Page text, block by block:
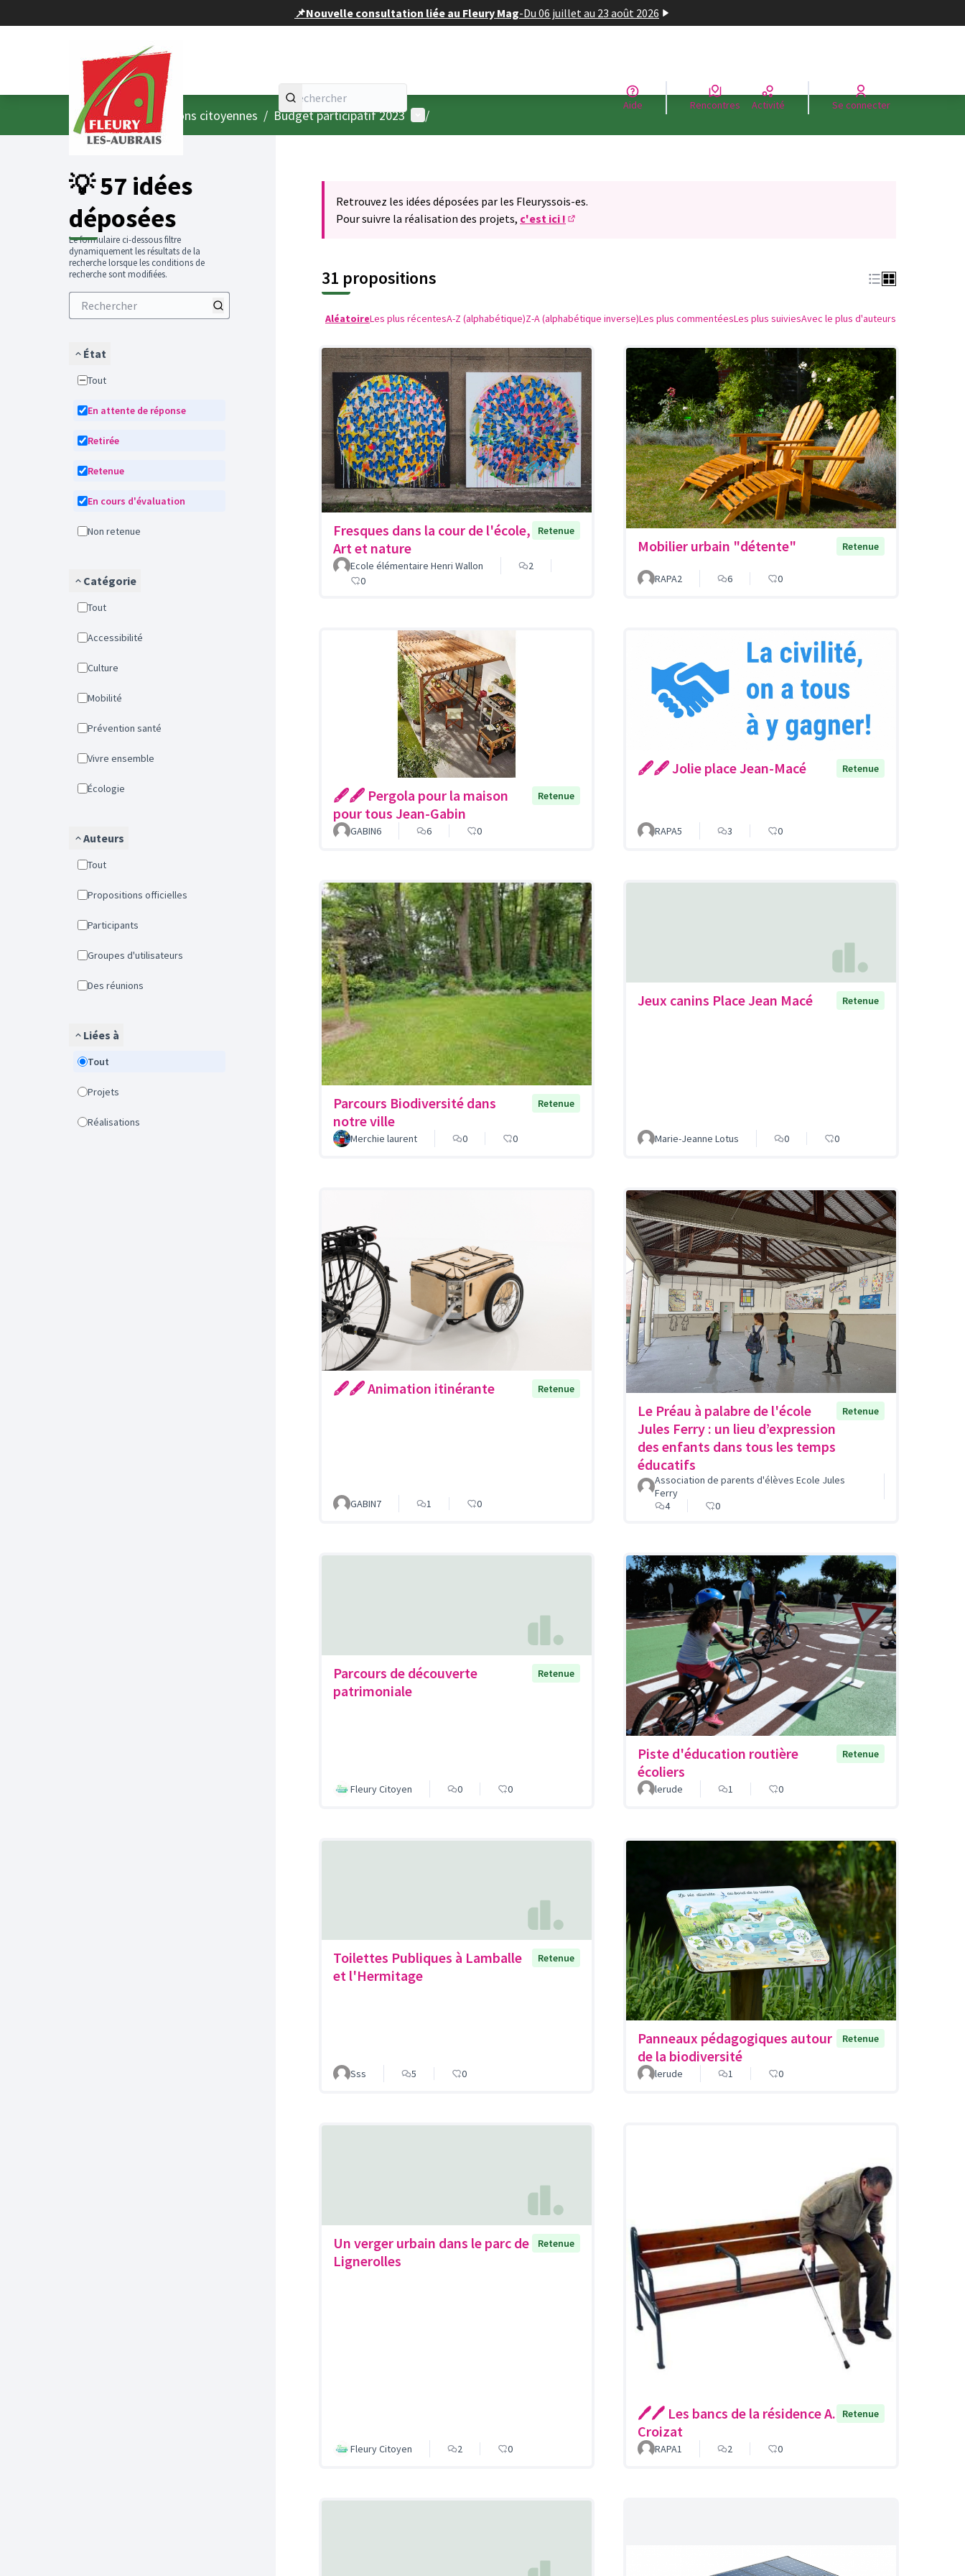
📌Nouvelle consultation liée au Fleury Mag-Du 06 juillet au 23 août 2026
Aide Rencontres Activité Se connecter
AccueilMenu principal
/ Consultations citoyennes / Budget participatif 2023 Menu utilisateur
/
💡 57 idées
déposées
Le formulaire ci-dessous filtre
dynamiquement les résultats de la
recherche lorsque les conditions de
recherche sont modifiées.
État
Tout
En attente de réponse
Retirée
Retenue
En cours d'évaluation
Non retenue
Catégorie
Tout
Accessibilité
Culture
Mobilité
Prévention santé
Vivre ensemble
Écologie
Auteurs
Tout
Propositions officielles
Participants
Groupes d'utilisateurs
Des réunions
Liées à
Tout
Projets
Réalisations
Retrouvez les idées déposées par les Fleuryssois-es.
Pour suivre la réalisation des projets, c'est ici !
31 propositions
AléatoireLes plus récentesA-Z (alphabétique)Z-A (alphabétique inverse)Les plus commentéesLes plus suiviesAvec le plus d'auteurs
Fresques dans la cour de l'école,
Art et nature
Retenue
Ecole élémentaire Henri Wallon
2
0
Mobilier urbain "détente" Retenue
RAPA2 6 0
🖋🖋 Pergola pour la maison
pour tous Jean-Gabin
Retenue
GABIN6 6 0
🖋🖋 Jolie place Jean-Macé Retenue
RAPA5 3 0
Parcours Biodiversité dans
notre ville
Retenue
Merchie laurent 0 0
Jeux canins Place Jean Macé Retenue
Marie-Jeanne Lotus 0 0
🖋🖋 Animation itinérante Retenue
GABIN7 1 0
Le Préau à palabre de l'école
Jules Ferry : un lieu d’expression
des enfants dans tous les temps
éducatifs
Retenue
Association de parents d'élèves Ecole Jules
Ferry
4
0
Parcours de découverte
patrimoniale
Retenue
Fleury Citoyen 0 0
Piste d'éducation routière
écoliers
Retenue
lerude 1 0
Toilettes Publiques à Lamballe
et l'Hermitage
Retenue
Sss 5 0
Panneaux pédagogiques autour
de la biodiversité
Retenue
lerude 1 0
Un verger urbain dans le parc de
Lignerolles
Retenue
Fleury Citoyen 2 0
🖊️🖊️ Les bancs de la résidence A.
Croizat
Retenue
RAPA1 2 0